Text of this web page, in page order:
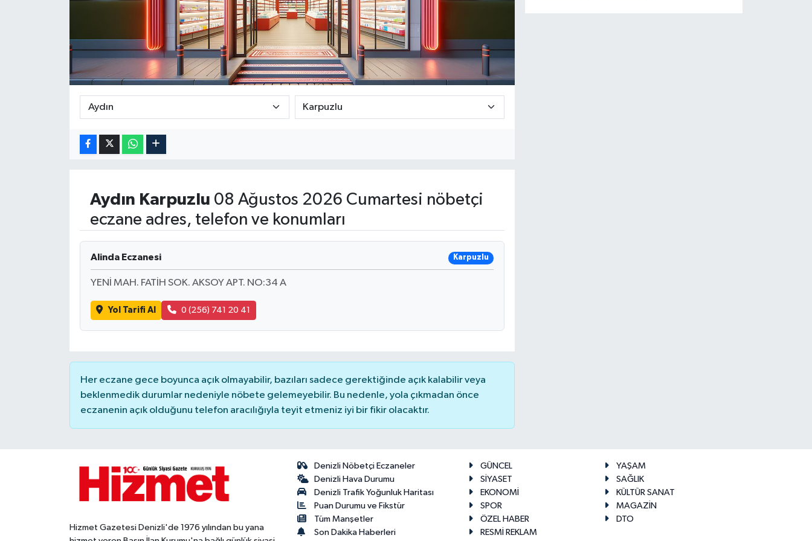
Aydın Karpuzlu 08 Ağustos 2026 Cumartesi nöbetçi
eczane adres, telefon ve konumları
Alinda Eczanesi Karpuzlu
YENİ MAH. FATİH SOK. AKSOY APT. NO:34 A
Yol Tarifi Al 0 (256) 741 20 41
Her eczane gece boyunca açık olmayabilir, bazıları sadece gerektiğinde açık kalabilir veya
beklenmedik durumlar nedeniyle nöbete gelemeyebilir. Bu nedenle, yola çıkmadan önce
eczanenin açık olduğunu telefon aracılığıyla teyit etmeniz iyi bir fikir olacaktır.
Hizmet Gazetesi Denizli'de 1976 yılından bu yana
Denizli Nöbetçi Eczaneler
Denizli Hava Durumu
Denizli Trafik Yoğunluk Haritası
Puan Durumu ve Fikstür
Tüm Manşetler
Son Dakika Haberleri
GÜNCEL
YAŞAM
SİYASET
SAĞLIK
EKONOMİ
KÜLTÜR SANAT
SPOR
MAGAZİN
ÖZEL HABER
DTO
RESMİ REKLAM
RESMİ REKLAM